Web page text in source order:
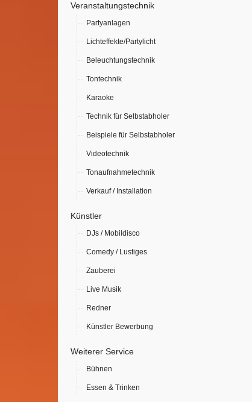
Veranstaltungstechnik
Partyanlagen
Lichteffekte/Partylicht
Beleuchtungstechnik
Tontechnik
Karaoke
Technik für Selbstabholer
Beispiele für Selbstabholer
Videotechnik
Tonaufnahmetechnik
Verkauf / Installation
Künstler
DJs / Mobildisco
Comedy / Lustiges
Zauberei
Live Musik
Redner
Künstler Bewerbung
Weiterer Service
Bühnen
Essen & Trinken